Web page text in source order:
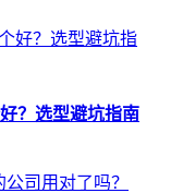
？选型避坑指南